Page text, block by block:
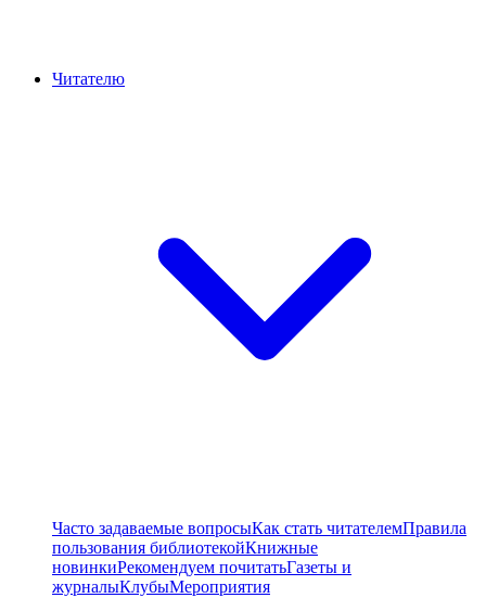
Читателю
Часто задаваемые вопросыКак стать читателемПравила
пользования библиотекойКнижные
новинкиРекомендуем почитатьГазеты и
журналыКлубыМероприятия